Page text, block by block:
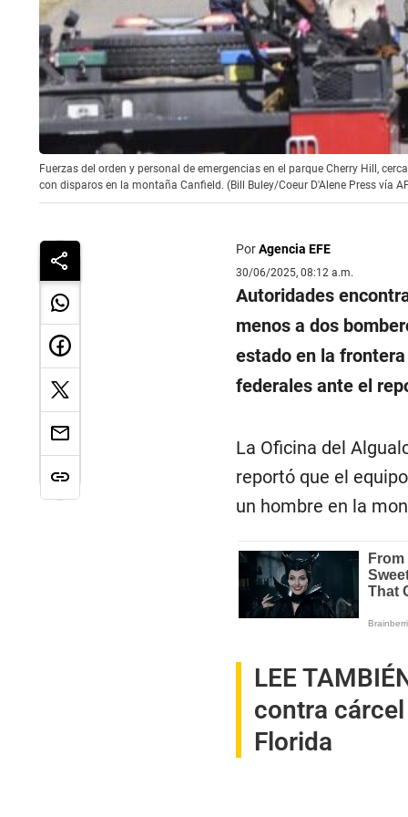
Fuerzas del orden y personal de emergencias en el parque Cherry Hill,
con disparos en la montaña Canfield. (Bill Buley/Coeur D'Alene Press vía
PorAgencia EFE
30/06/2025, 08:12 a.m.
Autoridades
menos a dos
estado en la
federales ante el
La Oficina del
reportó que el
un hombre en la
LEE
contra
Florida